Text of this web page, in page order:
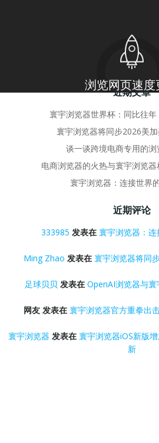
近期文章
寰宇浏览器世界杯：同比往
寰宇浏览器将同步2026美
谈一谈跨境电商专用的
电商浏览器的火热与寰宇浏览
寰宇浏览器：连接世界
近期评论
333985 发表在 寰宇浏览器：
Ming Zhao 发表在 寰宇浏览器将同
足球贝贝 发表在 OpenAI浏览器与
网友 发表在 寰宇浏览器官方重拳出
寰宇浏览器 发表在 寰宇浏览器iOS新版
新